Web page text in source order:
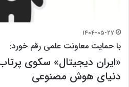
۱۴۰۴-۰۵-۲۷
با حمایت معاونت علمی رقم خورد:
«ایران دیجیتال» سکوی
دنیای هوش مصنوعی